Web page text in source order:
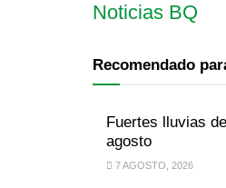
Noticias BQ
Recomendado
Fuertes lluvias
agosto
7 AGOSTO, 2026